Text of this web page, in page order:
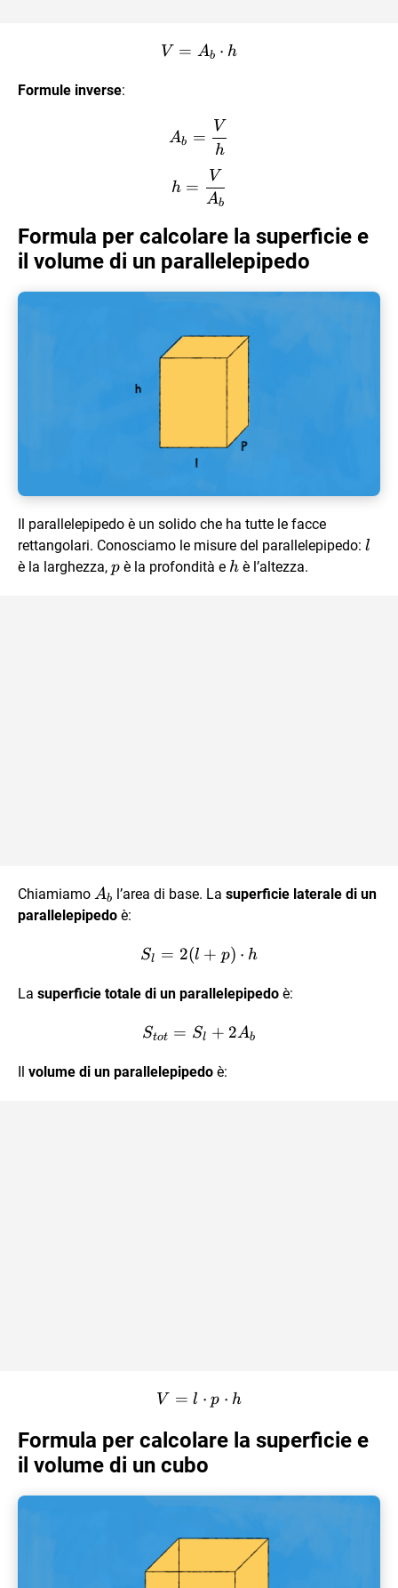
V = A_b \cdot h
V = Ab ⋅ h
Formule inverse:
A_b= \dfrac{V}{h}
Ab =
h
V
h =\dfrac{V}{A_b}
h =
Ab
V
Formula per calcolare la superficie e
il volume di un parallelepipedo
Il parallelepipedo è un solido che ha tutte le facce
rettangolari. Conosciamo le misure del parallelepipedo: l
l
è la larghezza, p
p è la profondità e h
h è l’altezza.
Chiamiamo A_b
Ab l’area di base. La superficie laterale di un
parallelepipedo è:
S_l = 2(l + p) \cdot h
Sl = 2(l + p) ⋅ h
La superficie totale di un parallelepipedo è:
S_{tot} = S_l + 2 A_b
Stot = Sl + 2Ab
Il volume di un parallelepipedo è:
V = l \cdot p \cdot h
V = l ⋅ p ⋅ h
Formula per calcolare la superficie e
il volume di un cubo